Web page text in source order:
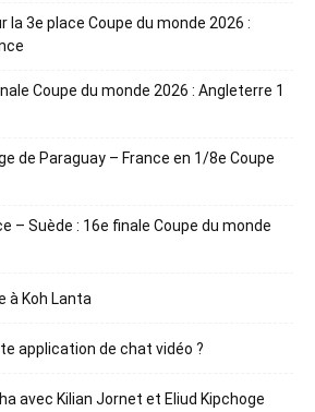
la 3e place Coupe du monde 2026 :
Coupe du monde 2026 : Angleterre 1
de Paraguay – France en 1/8e Coupe
– Suède : 16e finale Coupe du monde
à Koh Lanta
application de chat vidéo ?
avec Kilian Jornet et Eliud Kipchoge